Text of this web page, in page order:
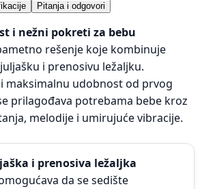
Pitanja i odgovori
i nežni pokreti za bebu
rešenje koje kombinuje
i prenosivu ležaljku.
maksimalnu udobnost od prvog
prilagođava potrebama bebe kroz
melodije i umirujuće vibracije.
i prenosiva ležaljka
da se sedište